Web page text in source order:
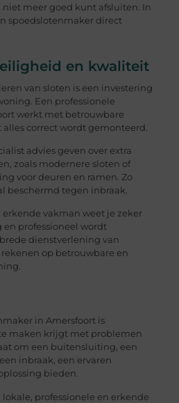
meer goed kunt afsluiten. In
spoedslotenmaker direct
en kwaliteit
van sloten is een investering
Een professionele
werkt met betrouwbare
correct wordt gemonteerd.
advies geven over extra
zoals modernere sloten of
voor deuren en ramen. Zo
beschermd tegen inbraak.
erkende vakman weet je zeker
professioneel wordt
dienstverlening van
op betrouwbare en
in Amersfoort is
maken krijgt met problemen
om een buitensluiting, een
inbraak, een ervaren
bieden.
professionele en erkende